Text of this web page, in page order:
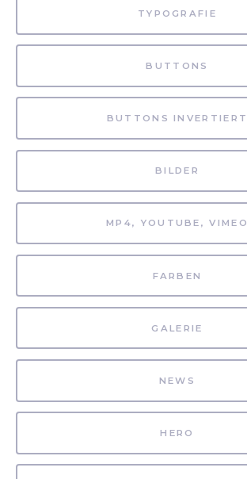
TYPOGRAFIE
BUTTONS
BUTTONS INVERTIERT
BILDER
MP4, YOUTUBE, VIMEO
FARBEN
GALERIE
NEWS
HERO